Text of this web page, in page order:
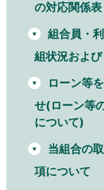
の対応関係表
組合員・
組状況およ
ローン等
せ(ローン等
について)
当組合の
項について